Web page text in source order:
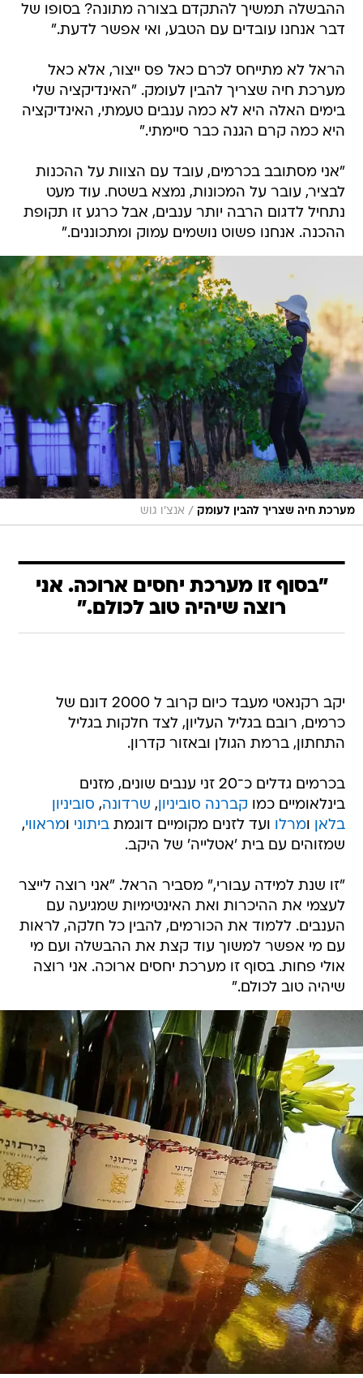
ההבשלה תמשיך להתקדם בצורה מתונה? בסופו של
דבר אנחנו עובדים עם הטבע, ואי אפשר לדעת."
הראל לא מתייחס לכרם כאל פס ייצור, אלא כאל
מערכת חיה שצריך להבין לעומק. "האינדיקציה שלי
בימים האלה היא לא כמה ענבים טעמתי, האינדיקציה
היא כמה קרם הגנה כבר סיימתי."
"אני מסתובב בכרמים, עובד עם הצוות על ההכנות
לבציר, עובר על המכונות, נמצא בשטח. עוד מעט
נתחיל לדגום הרבה יותר ענבים, אבל כרגע זו תקופת
ההכנה. אנחנו פשוט נושמים עמוק ומתכוננים."
מערכת חיה שצריך להבין לעומק / אנצ'ו גוש
"בסוף זו מערכת יחסים ארוכה. אני
רוצה שיהיה טוב לכולם."
יקב רקנאטי מעבד כיום קרוב ל 2000 דונם של
כרמים, רובם בגליל העליון, לצד חלקות בגליל
התחתון, ברמת הגולן ובאזור קדרון.
בכרמים גדלים כ־20 זני ענבים שונים, מזנים
בינלאומיים כמו קברנה סוביניון, שרדונה, סוביניון
בלאן ומרלו ועד לזנים מקומיים דוגמתביתוני ומראווי,
שמזוהים עם בית 'אטלייה' של היקב.
"זו שנת למידה עבורי," מסביר הראל. "אני רוצה לייצר
לעצמי את ההיכרות ואת האינטימיות שמגיעה עם
הענבים. ללמוד את הכורמים, להבין כל חלקה, לראות
עם מי אפשר למשוך עוד קצת את ההבשלה ועם מי
אולי פחות. בסוף זו מערכת יחסים ארוכה. אני רוצה
שיהיה טוב לכולם."